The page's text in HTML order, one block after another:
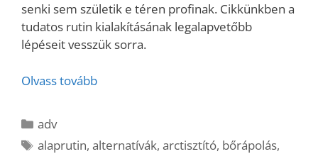
senki sem születik e téren profinak. Cikkünkben a
tudatos rutin kialakításának legalapvetőbb
lépéseit vesszük sorra.
Olvass tovább
Kategória
adv
Címkék
alaprutin,alternatívák,arctisztító, bőrápolás,